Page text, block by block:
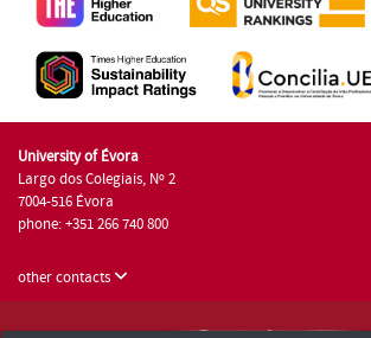
University of Évora
Largo dos Colegiais, Nº 2
7004-516 Évora
phone: +351 266 740 800
other contacts